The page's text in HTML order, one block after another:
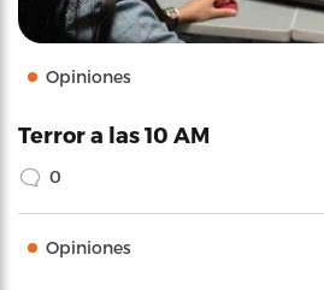
Opiniones
Terror a las 10 AM
0
Opiniones